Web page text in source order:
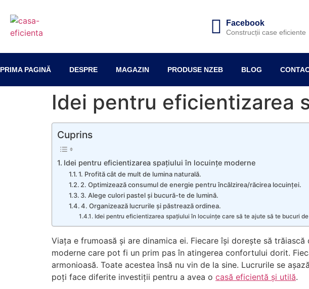
Facebook
Construcții case eficiente
PRIMA PAGINĂ DESPRE MAGAZIN PRODUSE NZEB BLOG
Idei pentru eficientizarea
Cuprins
Idei pentru eficientizarea spațiului în locuințe moderne
1. Profită cât de mult de lumina naturală.
2. Optimizează consumul de energie pentru încălzirea/răcirea locuinței.
3. Alege culori pastel și bucură-te de lumină.
4. Organizează lucrurile și păstrează ordinea.
Idei pentru eficientizarea spațiului în locuințe care să te ajute să te bucuri
Viața e frumoasă și are dinamica ei. Fiecare își dorește să
moderne care pot fi un prim pas în atingerea confortului dorit.
armonioasă. Toate acestea însă nu vin de la sine. Lucrurile se
poți face diferite investiții pentru a avea o casă eficientă și utilă.